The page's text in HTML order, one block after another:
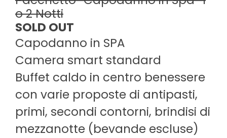
o 2 Notti
SOLD OUT
Capodanno in SPA
Camera smart standard
Buffet caldo in centro benessere
con varie proposte di antipasti,
primi, secondi contorni, brindisi di
mezzanotte (bevande escluse)